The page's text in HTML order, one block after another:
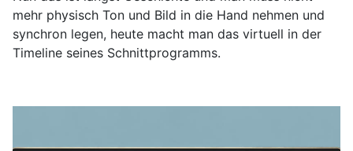
mehr physisch Ton und Bild in die Hand nehmen und
synchron legen, heute macht man das virtuell in der
Timeline seines Schnittprogramms.